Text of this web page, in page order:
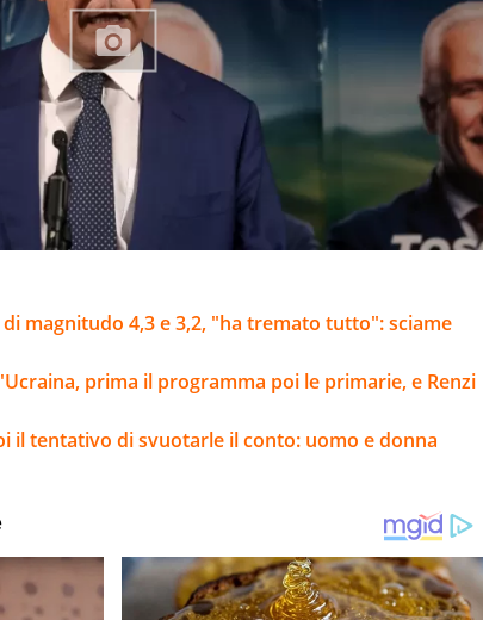
magnitudo 4,3 e 3,2, "ha tremato tutto": sciame
prima il programma poi le primarie, e Renzi
il tentativo di svuotarle il conto: uomo e donna